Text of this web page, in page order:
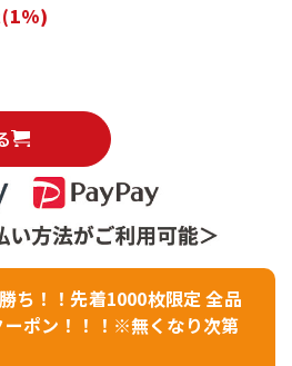
ち！！先着1000枚限定 全品
ーポン！！！※無くなり次第